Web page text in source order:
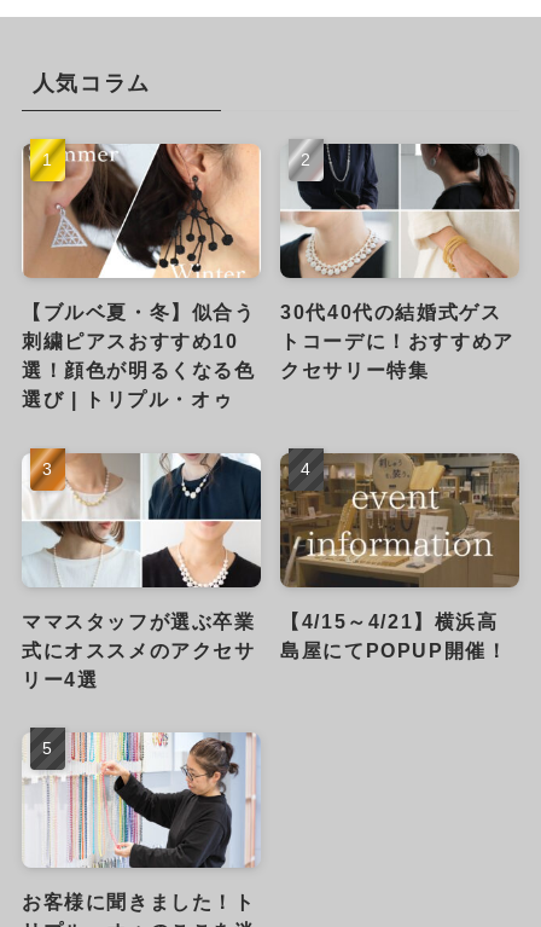
人気コラム
【ブルベ夏・冬】似合う
刺繍ピアスおすすめ10
選！顔色が明るくなる色
選び | トリプル・オゥ
30代40代の結婚式ゲス
トコーデに！おすすめア
クセサリー特集
ママスタッフが選ぶ卒業
式にオススメのアクセサ
リー4選
【4/15～4/21】横浜高
島屋にてPOPUP開催！
お客様に聞きました！ト